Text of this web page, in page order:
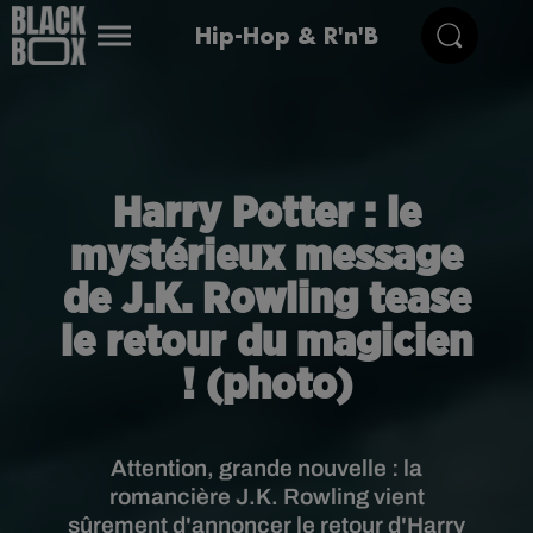
Hip-Hop & R'n'B
Harry Potter : le
mystérieux message
de J.K. Rowling tease
le retour du magicien
! (photo)
Attention, grande nouvelle : la
romancière J.K. Rowling vient
sûrement d'annoncer le retour d'Harry